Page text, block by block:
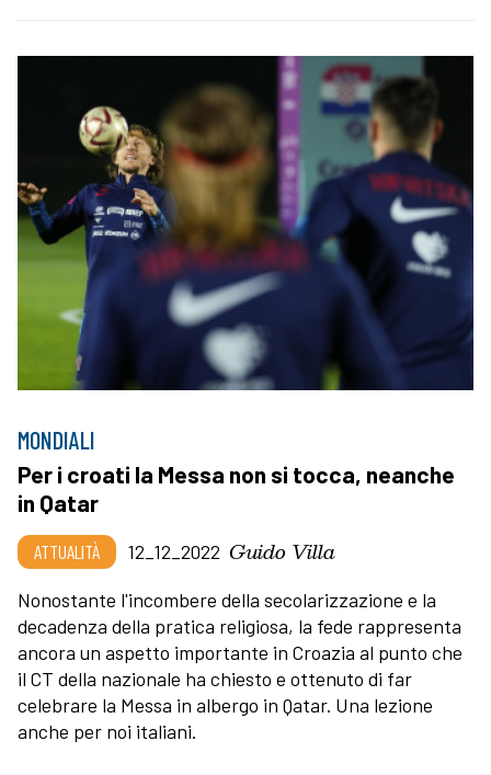
MONDIALI
Per i croati la Messa non si tocca, neanche
in Qatar
ATTUALITÀ 12_12_2022 Guido Villa
Nonostante l'incombere della secolarizzazione e la
decadenza della pratica religiosa, la fede rappresenta
ancora un aspetto importante in Croazia al punto che
il CT della nazionale ha chiesto e ottenuto di far
celebrare la Messa in albergo in Qatar. Una lezione
anche per noi italiani.